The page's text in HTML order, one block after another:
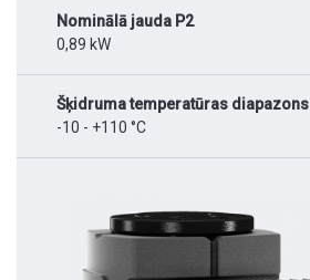
Nominālā jauda P2
0,89 kW
Šķidruma temperatūras diapazons
-10 - +110 °C